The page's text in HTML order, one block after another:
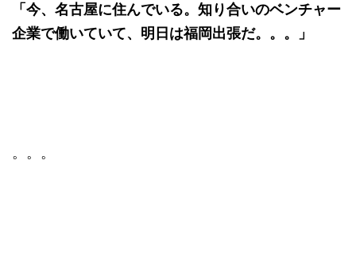
「今、名古屋に住んでいる。知り合いのベンチャー
企業で働いていて、明日は福岡出張だ。。。」
。。。